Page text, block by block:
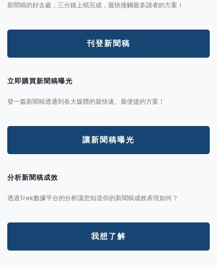
新聞稿的好去處，三分鐘上稿完成，最快接觸最多讀者的方案！
刊登新聞稿
立即購買新聞稿曝光
發一篇新聞稿透通到各大媒體的最快速、最便捷的方案！
讓新聞稿曝光
分析新聞稿成效
透過Trek數據平台的分析讓您知道你的新聞稿成效表現如何？
我想了解